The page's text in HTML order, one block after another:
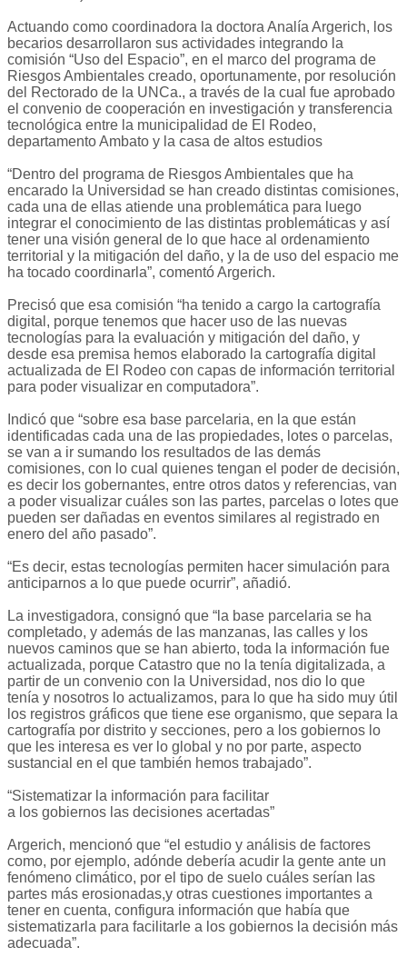
Actuando como coordinadora la doctora Analía Argerich, los
becarios desarrollaron sus actividades integrando la
comisión “Uso del Espacio”, en el marco del programa de
Riesgos Ambientales creado, oportunamente, por resolución
del Rectorado de la UNCa., a través de la cual fue aprobado
el convenio de cooperación en investigación y transferencia
tecnológica entre la municipalidad de El Rodeo,
departamento Ambato y la casa de altos estudios
“Dentro del programa de Riesgos Ambientales que ha
encarado la Universidad se han creado distintas comisiones,
cada una de ellas atiende una problemática para luego
integrar el conocimiento de las distintas problemáticas y así
tener una visión general de lo que hace al ordenamiento
territorial y la mitigación del daño, y la de uso del espacio me
ha tocado coordinarla”, comentó Argerich.
Precisó que esa comisión “ha tenido a cargo la cartografía
digital, porque tenemos que hacer uso de las nuevas
tecnologías para la evaluación y mitigación del daño, y
desde esa premisa hemos elaborado la cartografía digital
actualizada de El Rodeo con capas de información territorial
para poder visualizar en computadora”.
Indicó que “sobre esa base parcelaria, en la que están
identificadas cada una de las propiedades, lotes o parcelas,
se van a ir sumando los resultados de las demás
comisiones, con lo cual quienes tengan el poder de decisión,
es decir los gobernantes, entre otros datos y referencias, van
a poder visualizar cuáles son las partes, parcelas o lotes que
pueden ser dañadas en eventos similares al registrado en
enero del año pasado”.
“Es decir, estas tecnologías permiten hacer simulación para
anticiparnos a lo que puede ocurrir”, añadió.
La investigadora, consignó que “la base parcelaria se ha
completado, y además de las manzanas, las calles y los
nuevos caminos que se han abierto, toda la información fue
actualizada, porque Catastro que no la tenía digitalizada, a
partir de un convenio con la Universidad, nos dio lo que
tenía y nosotros lo actualizamos, para lo que ha sido muy útil
los registros gráficos que tiene ese organismo, que separa la
cartografía por distrito y secciones, pero a los gobiernos lo
que les interesa es ver lo global y no por parte, aspecto
sustancial en el que también hemos trabajado”.
“Sistematizar la información para facilitar
a los gobiernos las decisiones acertadas”
Argerich, mencionó que “el estudio y análisis de factores
como, por ejemplo, adónde debería acudir la gente ante un
fenómeno climático, por el tipo de suelo cuáles serían las
partes más erosionadas,y otras cuestiones importantes a
tener en cuenta, configura información que había que
sistematizarla para facilitarle a los gobiernos la decisión más
adecuada”.